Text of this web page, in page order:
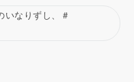
いなりずし、＃